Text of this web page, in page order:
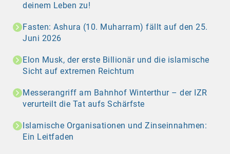
deinem Leben zu!
Fasten: Ashura (10. Muharram) fällt auf den 25.
Juni 2026
Elon Musk, der erste Billionär und die islamische
Sicht auf extremen Reichtum
Messerangriff am Bahnhof Winterthur – der IZR
verurteilt die Tat aufs Schärfste
Islamische Organisationen und Zinseinnahmen:
Ein Leitfaden